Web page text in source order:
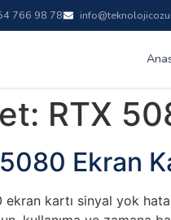
766 98 78
RTX
Ekran
ekran kartı sinyal yok